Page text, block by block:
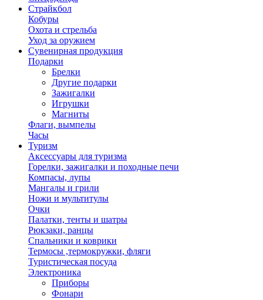
Страйкбол
Кобуры
Охота и стрельба
Уход за оружием
Сувенирная продукция
Подарки
Брелки
Другие подарки
Зажигалки
Игрушки
Магниты
Флаги, вымпелы
Часы
Туризм
Аксессуары для туризма
Горелки, зажигалки и походные печи
Компасы, лупы
Мангалы и грили
Ножи и мультитулы
Очки
Палатки, тенты и шатры
Рюкзаки, ранцы
Спальники и коврики
Термосы ,термокружки, фляги
Туристическая посуда
Электроника
Приборы
Фонари